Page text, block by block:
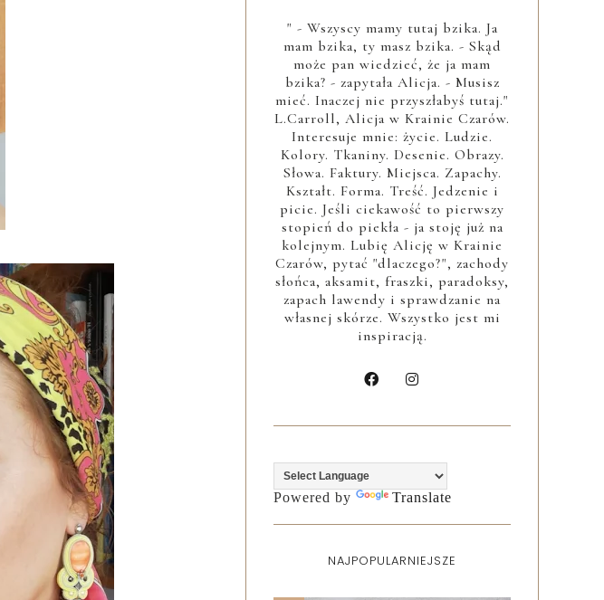
" - Wszyscy mamy tutaj bzika. Ja
mam bzika, ty masz bzika. - Skąd
może pan wiedzieć, że ja mam
bzika? - zapytała Alicja. - Musisz
mieć. Inaczej nie przyszłabyś tutaj."
L.Carroll, Alicja w Krainie Czarów.
Interesuje mnie: życie. Ludzie.
Kolory. Tkaniny. Desenie. Obrazy.
Słowa. Faktury. Miejsca. Zapachy.
Kształt. Forma. Treść. Jedzenie i
picie. Jeśli ciekawość to pierwszy
stopień do piekła - ja stoję już na
kolejnym. Lubię Alicję w Krainie
Czarów, pytać "dlaczego?", zachody
słońca, aksamit, fraszki, paradoksy,
zapach lawendy i sprawdzanie na
własnej skórze. Wszystko jest mi
inspiracją.
Powered by Translate
NAJPOPULARNIEJSZE